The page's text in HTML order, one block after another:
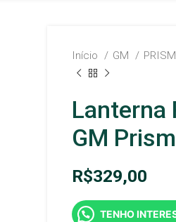
Início GM
Lanterna
GM
R$329,00
TENHO